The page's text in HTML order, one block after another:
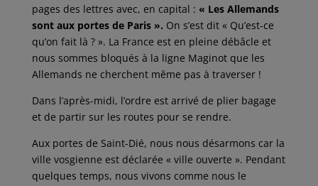
pages des lettres avec, en capital : « Les Allemands
sont aux portes de Paris ». On s’est dit « Qu’est-ce
qu’on fait là ? ». La France est en pleine débâcle et
nous sommes bloqués à la ligne Maginot que les
Allemands ne cherchent même pas à traverser !
Dans l’après-midi, l’ordre est arrivé de plier bagage
et de partir sur les routes pour se rendre.
Aux portes de Saint-Dié, nous nous désarmons car la
ville vosgienne est déclarée « ville ouverte ». Pendant
quelques temps, nous vivons comme nous le